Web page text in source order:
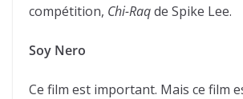
compétition, Chi-Raqde Spike Lee.
Soy Nero
Ce film est important. Mais ce film